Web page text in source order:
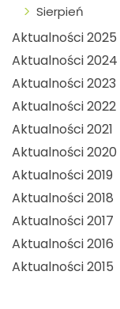
Sierpień
Aktualności 2025
Aktualności 2024
Aktualności 2023
Aktualności 2022
Aktualności 2021
Aktualności 2020
Aktualności 2019
Aktualności 2018
Aktualności 2017
Aktualności 2016
Aktualności 2015